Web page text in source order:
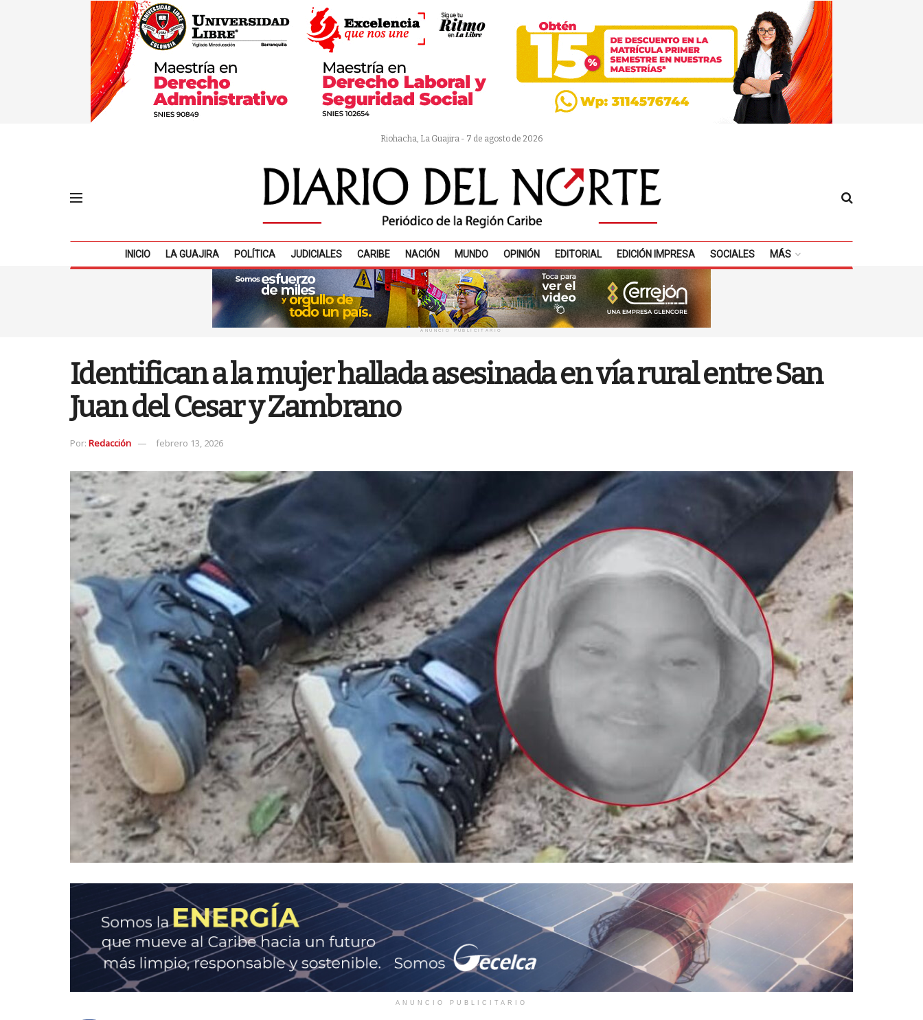
Riohacha, La Guajira - 7 de agosto de 2026
INICIO LA GUAJIRA POLÍTICA JUDICIALES CARIBE NACIÓN MUNDO OPINIÓN EDITORIAL EDICIÓN IMPRESA SOCIALES MÁS
ANUNCIO PUBLICITARIO
Identifican a la mujer hallada asesinada en vía rural entre San
Juan del Cesar y Zambrano
Por: Redacción febrero 13, 2026
ANUNCIO PUBLICITARIO